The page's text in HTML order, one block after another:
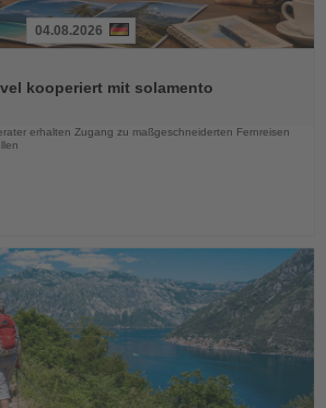
04.08.2026
kooperiert mit solamento
erhalten Zugang zu maßgeschneiderten Fernreisen